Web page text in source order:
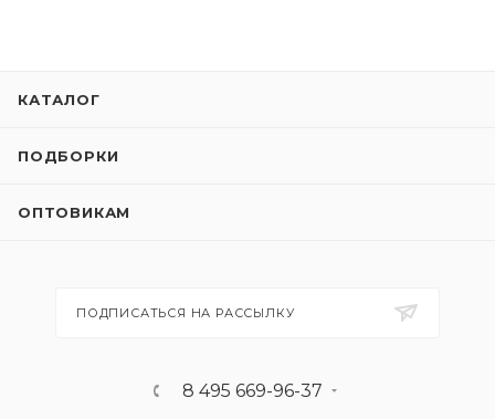
КАТАЛОГ
ПОДБОРКИ
ОПТОВИКАМ
ПОДПИСАТЬСЯ НА РАССЫЛКУ
8 495 669-96-37